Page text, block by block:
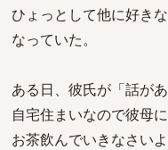
ひょっとして他に好き
なっていた。
ある日、彼氏が「話が
自宅住まいなので彼母
お茶飲んでいきなさい